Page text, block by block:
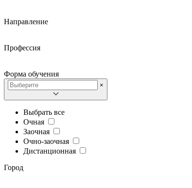
Направление
Профессия
Форма обучения
×
Выбрать все
Очная
Заочная
Очно-заочная
Дистанционная
Город